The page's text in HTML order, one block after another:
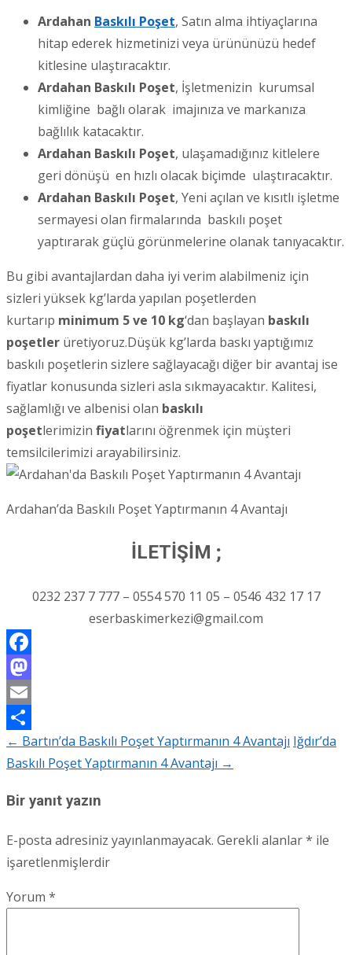
Ardahan Baskılı Poşet, Satın alma ihtiyaçlarına
hitap ederek hizmetinizi veya ürününüzü hedef
kitlesine ulaştıracaktır.
Ardahan Baskılı Poşet, İşletmenizin kurumsal
kimliğine bağlı olarak imajınıza ve markanıza
bağlılık katacaktır.
Ardahan Baskılı Poşet, ulaşamadığınız kitlelere
geri dönüşü en hızlı olacak biçimde ulaştıracaktır.
Ardahan Baskılı Poşet, Yeni açılan ve kısıtlı işletme
sermayesi olan firmalarında baskılı poşet
yaptırarak güçlü görünmelerine olanak tanıyacaktır.
Bu gibi avantajlardan daha iyi verim alabilmeniz için
sizleri yüksek kg’larda yapılan poşetlerden
kurtarıp minimum 5 ve 10 kg‘dan başlayan baskılı
poşetler üretiyoruz.Düşük kg’larda baskı yaptığımız
baskılı poşetlerin sizlere sağlayacağı diğer bir avantaj ise
fiyatlar konusunda sizleri asla sıkmayacaktır. Kalitesi,
sağlamlığı ve albenisi olan baskılı
poşetlerimizin fiyatlarını öğrenmek için müşteri
temsilcilerimizi arayabilirsiniz.
Ardahan’da Baskılı Poşet Yaptırmanın 4 Avantajı
İLETİŞİM ;
0232 237 7 777 – 0554 570 11 05 – 0546 432 17 17
eserbaskimerkezi@gmail.com
Facebook
Mastodon
Email
Share
Post
← Bartın’da Baskılı Poşet Yaptırmanın 4 Avantajı Iğdır’da
Baskılı Poşet Yaptırmanın 4 Avantajı →
Bir yanıt yazın
E-posta adresiniz yayınlanmayacak. Gerekli alanlar* ile
işaretlenmişlerdir
Yorum *